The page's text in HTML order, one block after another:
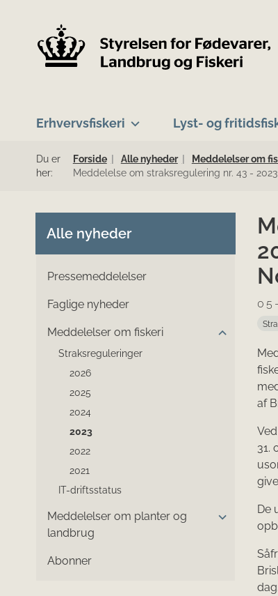
Erhvervsfiskeri Lyst- og
Du er
her:
Forside Alle nyheder Meddelelser om
Meddelelse om straksregulering nr. 43 -
Alle nyheder
Pressemeddelelser
Faglige nyheder
Meddelelser om fiskeri
Straksreguleringer
2026
2025
2024
2023
2022
2021
IT-driftsstatus
Meddelelser om planter og
landbrug
Abonner
af
31.
De